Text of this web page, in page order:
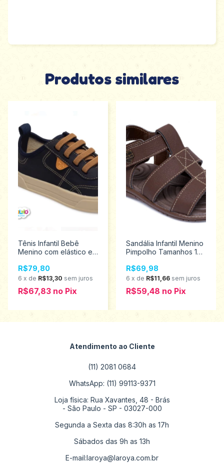
Produtos similares
Tênis Infantil Bebê
Menino com elástico e
Pimpolho Tamanhos 16
ao 21 0120176
Promoção
R$79,80
6 x de R$13,30 sem juros
R$67,83 no Pix
Sandália Infantil Menino
Pimpolho Tamanhos 16
R$69,98
6 x de R$11,66 sem juros
R$59,48 no Pix
Atendimento ao Cliente
(11) 2081 0684
WhatsApp: (11) 99113-9371
Loja física: Rua Xavantes, 48 - Brás
- São Paulo - SP - 03027-000
Segunda a Sexta das 8:30h as 17h
Sábados das 9h as 13h
E-mail:laroya@laroya.com.br